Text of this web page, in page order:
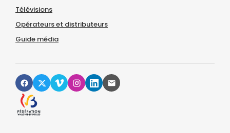
Télévisions
Opérateurs et distributeurs
Guide média